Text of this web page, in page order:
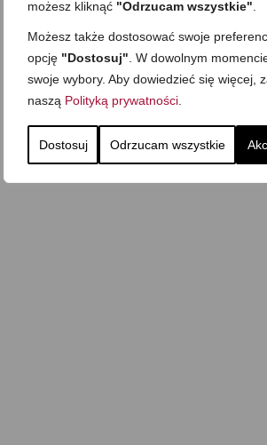
możesz kliknąć "Odrzucam wszystkie"
Możesz także dostosować swoje
opcję "Dostosuj" . W dowolnym
swoje wybory. Aby dowiedzieć się więcej,
naszą Polityką prywatności
Dostosuj Odrzucam wszystkie